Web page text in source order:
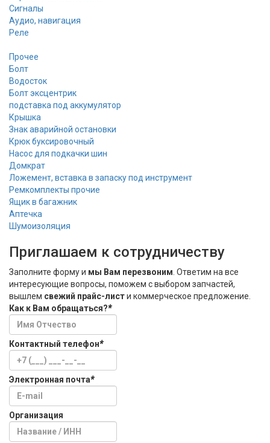
Сигналы
Аудио, навигация
Реле
Прочее
Болт
Водосток
Болт эксцентрик
подставка под аккумулятор
Крышка
Знак аварийной остановки
Крюк буксировочный
Насос для подкачки шин
Домкрат
Ложемент, вставка в запаску под инструмент
Ремкомплекты прочие
Ящик в багажник
Аптечка
Шумоизоляция
Приглашаем к сотрудничеству
Заполните форму и мы Вам перезвоним . Ответим на все
интересующие вопросы, поможем с выбором запчастей,
вышлем свежий прайс-листи коммерческое предложение.
Как к Вам обращаться?*
Контактный телефон*
Электронная почта*
Организация